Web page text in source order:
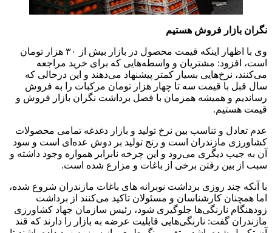
نگران بازار فروش هستیم
وی با اظهار اینکه قیمت محصول در بازار بیش از ۳۰ هزار تومان
است، افزود: مشتریان و واسطه‌هایی که برای خرید مراجعه
می‌کنند، نرخ‌هایی بسیار کمتر پیشنهاد می‌دهند و این درحالی که
سال قبل با قیمت سه تا چهار هزار تومان مرکبات را به فروش
رساندیم و همیشه همزمان با فصل برداشت نگران بازار فروش و
قیمت هستیم.
عدم تعادل و تناسب بین نرخ تولید و بازار دغدغه تمامی محصولات
کشاورزی مازندران است و رنج تولید بر دوش عده‌ای است و سود
آن به جیب دیگری می‌رود و این چرخه نابرابر همواره وجود داشته و
سبب از بین رفتن برخی از باغات و مزارع شده است.
با آنکه چند روزی برداشت نوبرانه های باغات مازندران شروع شده،
اما همچنان کارشناسان و مسئولان تاکید می‌کنند از برداشت
زودهنگام نارنگی‌ها جلوگیری شود، رئیس سازمان جهاد کشاورزی
مازندران گفت: نارنگی‌هایی قابلیت عرضه به بازار را دارند که قند